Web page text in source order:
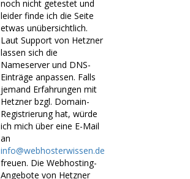
noch nicht getestet und
leider finde ich die Seite
etwas unübersichtlich.
Laut Support von Hetzner
lassen sich die
Nameserver und DNS-
Einträge anpassen. Falls
jemand Erfahrungen mit
Hetzner bzgl. Domain-
Registrierung hat, würde
ich mich über eine E-Mail
an
info@webhosterwissen.de
freuen. Die Webhosting-
Angebote von Hetzner